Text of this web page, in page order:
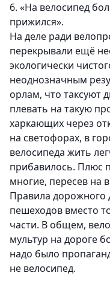
6. «На велосипед
прижился».
На деле ради
перекрывали ещё
экологически
неоднозначным
орлам, что таксуют
плевать на такую
харкающих через
на светофорах, в
велосипеда жить
прибавилось. Плюс
многие, пересев на
Правила дорожного
пешеходов вместо
части. В общем,
мультур на дороге
надо было
не велосипед.